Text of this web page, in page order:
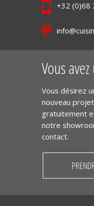
+32 (0)68
Vous
Vous désirez
nouveau
gratuitement
notre
contact.